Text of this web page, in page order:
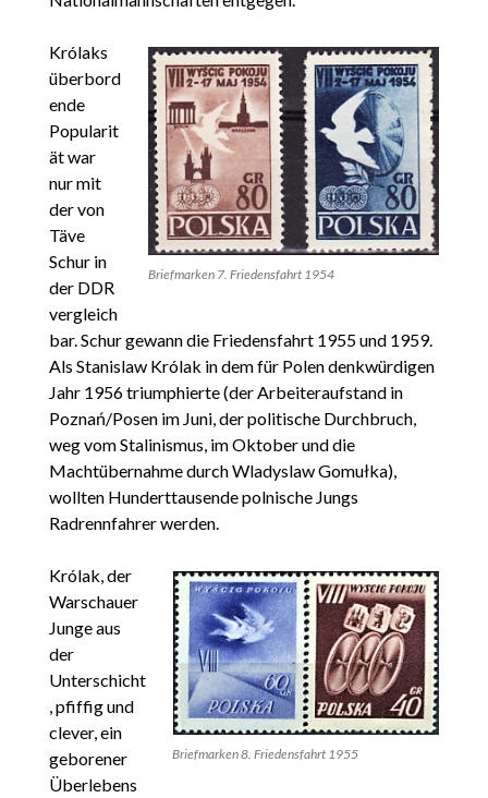
Briefmarken 7. Friedensfahrt 1954
Królaks
überbord
ende
Popularit
ät war
nur mit
der von
Täve
Schur in
der DDR
vergleich
bar. Schur gewann die Friedensfahrt 1955 und 1959.
Als Stanislaw Królak in dem für Polen denkwürdigen
Jahr 1956 triumphierte (der Arbeiteraufstand in
Poznań/Posen im Juni, der politische Durchbruch,
weg vom Stalinismus, im Oktober und die
Machtübernahme durch Wladyslaw Gomułka),
wollten Hunderttausende polnische Jungs
Radrennfahrer werden.
Briefmarken 8. Friedensfahrt 1955
Królak, der
Warschauer
Junge aus
der
Unterschicht
, pfiffig und
clever, ein
geborener
Überlebens